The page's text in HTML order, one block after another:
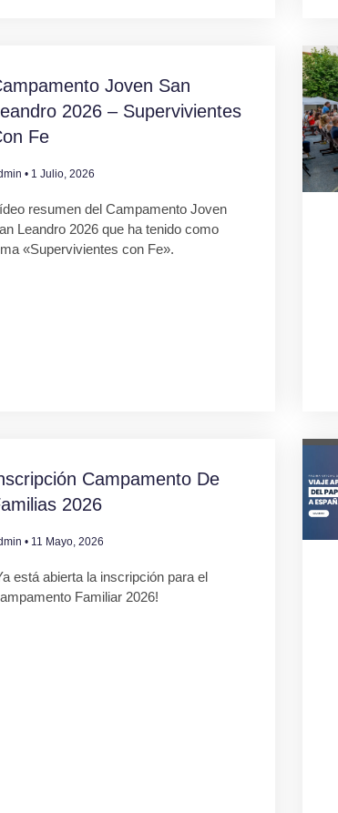
Joven San
2026 – Supervivientes
Fe
1 Julio, 2026
resumen del Campamento Joven
Leandro 2026 que ha tenido como
«Supervivientes con Fe».
Campamento De
2026
11 Mayo, 2026
está abierta la inscripción para el
Familiar 2026!